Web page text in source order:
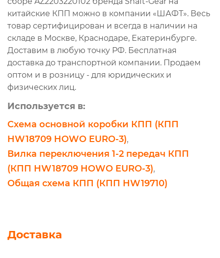
китайские КПП можно в компании «ШАФТ». Весь
товар сертифицирован и всегда в наличии на
складе в Москве, Краснодаре, Екатеринбурге.
Доставим в любую точку РФ. Бесплатная
доставка до транспортной компании. Продаем
оптом и в розницу - для юридических и
физических лиц.
Используется в:
Схема основной коробки КПП (КПП
HW18709 HOWO EURO-3),
Вилка переключения 1-2 передач КПП
(КПП HW18709 HOWO EURO-3),
Общая схема КПП (КПП HW19710)
Доставка